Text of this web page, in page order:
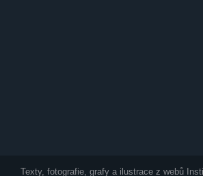
Texty, fotografie, grafy a ilustrace z webů